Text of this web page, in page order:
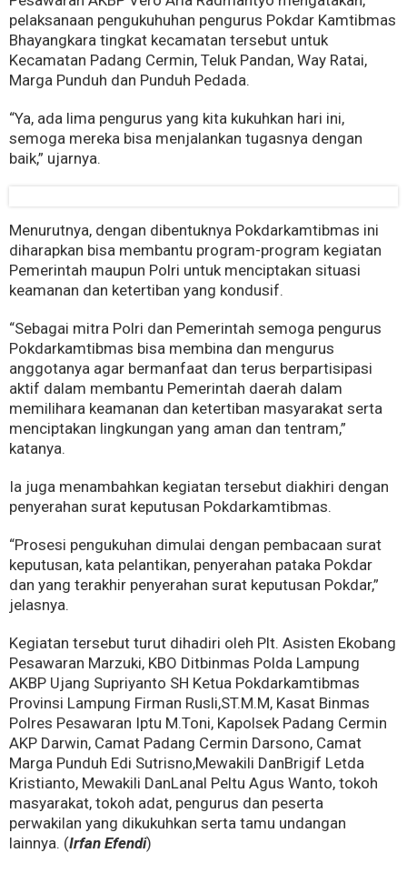
pelaksanaan pengukuhuhan pengurus Pokdar Kamtibmas
Bhayangkara tingkat kecamatan tersebut untuk
Kecamatan Padang Cermin, Teluk Pandan, Way Ratai,
Marga Punduh dan Punduh Pedada.
“Ya, ada lima pengurus yang kita kukuhkan hari ini,
semoga mereka bisa menjalankan tugasnya dengan
baik,” ujarnya.
Menurutnya, dengan dibentuknya Pokdarkamtibmas ini
diharapkan bisa membantu program-program kegiatan
Pemerintah maupun Polri untuk menciptakan situasi
keamanan dan ketertiban yang kondusif.
“Sebagai mitra Polri dan Pemerintah semoga pengurus
Pokdarkamtibmas bisa membina dan mengurus
anggotanya agar bermanfaat dan terus berpartisipasi
aktif dalam membantu Pemerintah daerah dalam
memilihara keamanan dan ketertiban masyarakat serta
menciptakan lingkungan yang aman dan tentram,”
katanya.
Ia juga menambahkan kegiatan tersebut diakhiri dengan
penyerahan surat keputusan Pokdarkamtibmas.
“Prosesi pengukuhan dimulai dengan pembacaan surat
keputusan, kata pelantikan, penyerahan pataka Pokdar
dan yang terakhir penyerahan surat keputusan Pokdar,”
jelasnya.
Kegiatan tersebut turut dihadiri oleh Plt. Asisten Ekobang
Pesawaran Marzuki, KBO Ditbinmas Polda Lampung
AKBP Ujang Supriyanto SH Ketua Pokdarkamtibmas
Provinsi Lampung Firman Rusli,ST.M.M, Kasat Binmas
Polres Pesawaran Iptu M.Toni, Kapolsek Padang Cermin
AKP Darwin, Camat Padang Cermin Darsono, Camat
Marga Punduh Edi Sutrisno,Mewakili DanBrigif Letda
Kristianto, Mewakili DanLanal Peltu Agus Wanto, tokoh
masyarakat, tokoh adat, pengurus dan peserta
perwakilan yang dikukuhkan serta tamu undangan
lainnya. (Irfan Efendi)